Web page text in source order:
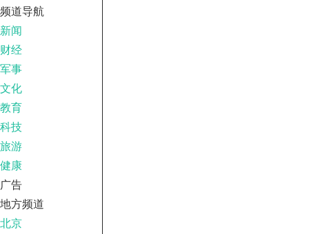
频道导航
新闻
财经
军事
文化
教育
科技
旅游
健康
广告
地方频道
北京